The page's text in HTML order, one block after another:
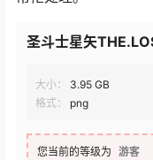
圣斗士星矢
大小：
3.95 GB
格式：
png
您当前的等级为 游客